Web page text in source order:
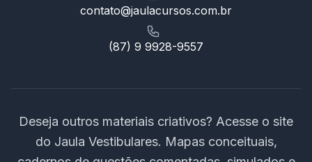
contato@jaulacursos.com.br
(87) 9 9928-9557
Deseja outros materiais criativos? Acesse o site
do Jaula Vestibulares. Mapas conceituais,